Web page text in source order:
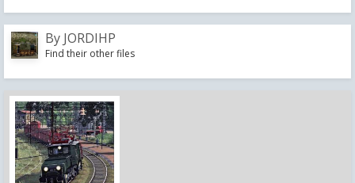
By JORDIHP
Find their other files